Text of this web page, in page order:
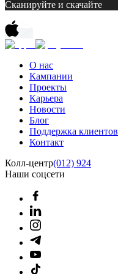
Сканируйте и скачайте
О нас
Кампании
Проекты
Карьера
Новости
Блог
Поддержка клиентов
Контакт
Колл-центр(012) 924
Наши соцсети